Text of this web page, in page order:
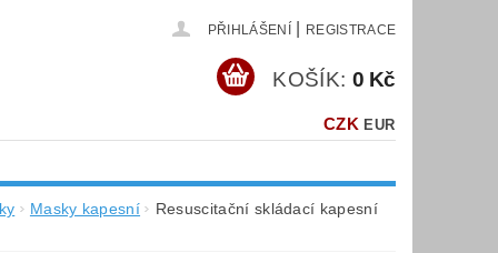
PŘIHLÁŠENÍ REGISTRACE
CZK EUR
KOŠÍK: 0 Kč
Masky kapesní Resuscitační skládací kapesní